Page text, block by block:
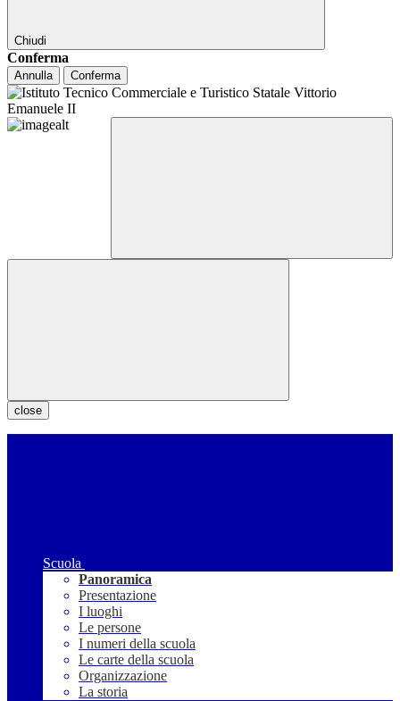
Chiudi
Conferma
Annulla Conferma
close
Scuola
Panoramica
Presentazione
I luoghi
Le persone
I numeri della scuola
Le carte della scuola
Organizzazione
La storia